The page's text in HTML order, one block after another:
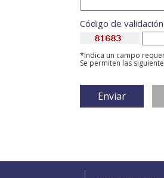
Código de
*Indica un campo
Se permiten las